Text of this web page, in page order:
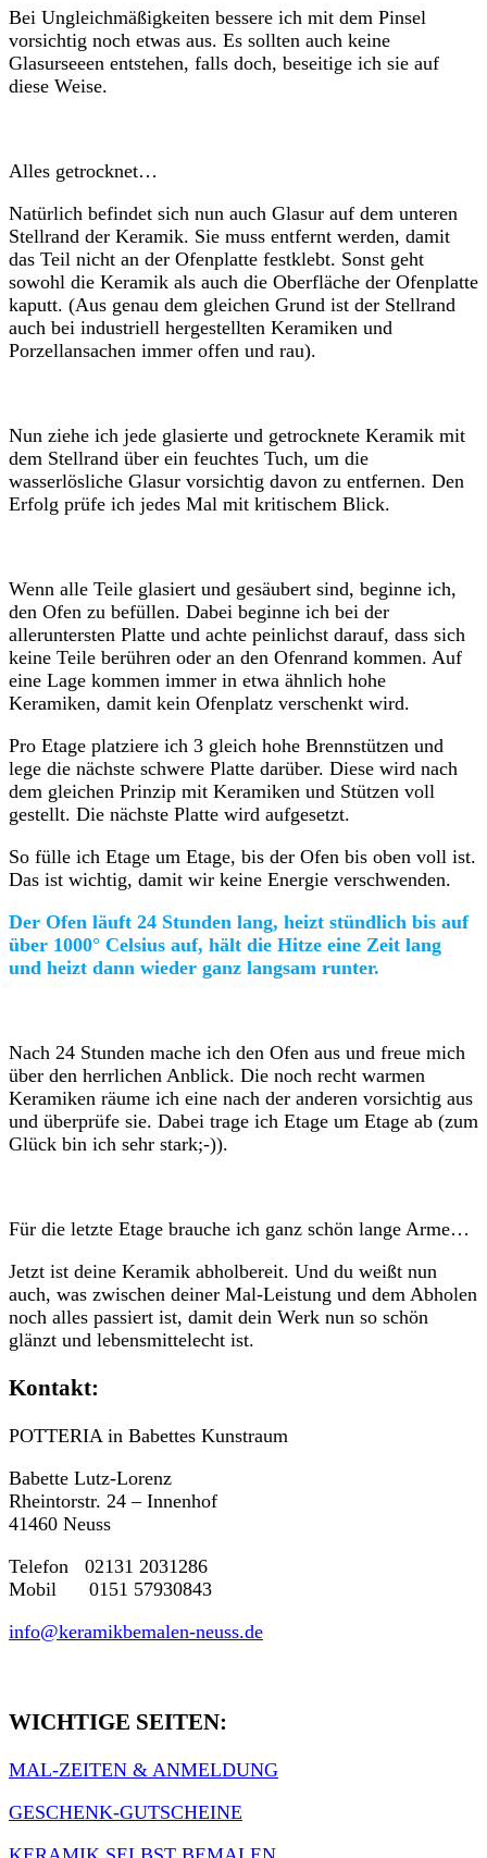
Bei Ungleichmäßigkeiten bessere ich mit dem Pinsel
vorsichtig noch etwas aus. Es sollten auch keine
Glasurseeen entstehen, falls doch, beseitige ich sie auf
diese Weise.
Alles getrocknet…
Natürlich befindet sich nun auch Glasur auf dem unteren
Stellrand der Keramik. Sie muss entfernt werden, damit
das Teil nicht an der Ofenplatte festklebt. Sonst geht
sowohl die Keramik als auch die Oberfläche der Ofenplatte
kaputt. (Aus genau dem gleichen Grund ist der Stellrand
auch bei industriell hergestellten Keramiken und
Porzellansachen immer offen und rau).
Nun ziehe ich jede glasierte und getrocknete Keramik mit
dem Stellrand über ein feuchtes Tuch, um die
wasserlösliche Glasur vorsichtig davon zu entfernen. Den
Erfolg prüfe ich jedes Mal mit kritischem Blick.
Wenn alle Teile glasiert und gesäubert sind, beginne ich,
den Ofen zu befüllen. Dabei beginne ich bei der
alleruntersten Platte und achte peinlichst darauf, dass sich
keine Teile berühren oder an den Ofenrand kommen. Auf
eine Lage kommen immer in etwa ähnlich hohe
Keramiken, damit kein Ofenplatz verschenkt wird.
Pro Etage platziere ich 3 gleich hohe Brennstützen und
lege die nächste schwere Platte darüber. Diese wird nach
dem gleichen Prinzip mit Keramiken und Stützen voll
gestellt. Die nächste Platte wird aufgesetzt.
So fülle ich Etage um Etage, bis der Ofen bis oben voll ist.
Das ist wichtig, damit wir keine Energie verschwenden.
Der Ofen läuft 24 Stunden lang, heizt stündlich bis auf
über 1000° Celsius auf, hält die Hitze eine Zeit lang
und heizt dann wieder ganz langsam runter.
Nach 24 Stunden mache ich den Ofen aus und freue mich
über den herrlichen Anblick. Die noch recht warmen
Keramiken räume ich eine nach der anderen vorsichtig aus
und überprüfe sie. Dabei trage ich Etage um Etage ab (zum
Glück bin ich sehr stark;-)).
Für die letzte Etage brauche ich ganz schön lange Arme…
Jetzt ist deine Keramik abholbereit. Und du weißt nun
auch, was zwischen deiner Mal-Leistung und dem Abholen
noch alles passiert ist, damit dein Werk nun so schön
glänzt und lebensmittelecht ist.
Kontakt:
POTTERIA in Babettes Kunstraum
Babette Lutz-Lorenz
Rheintorstr. 24 – Innenhof
41460 Neuss
Telefon 02131 2031286
Mobil 0151 57930843
info@keramikbemalen-neuss.de
WICHTIGE SEITEN:
MAL-ZEITEN & ANMELDUNG
GESCHENK-GUTSCHEINE